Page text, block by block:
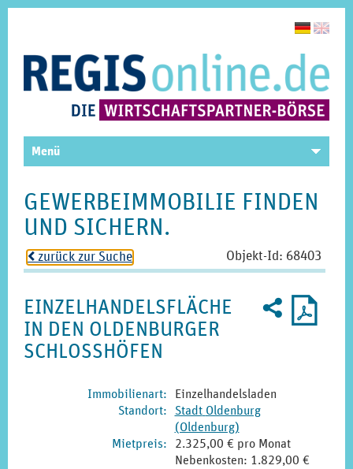
Menü
GEWERBEIMMOBILIE FINDEN
UND SICHERN.
o zurück zur Suche Objekt-Id: 68403
U 2
EINZELHANDELSFLÄCHE
IN DEN OLDENBURGER
SCHLOSSHÖFEN
Immobilienart:
Einzelhandelsladen
Standort: Stadt Oldenburg
(Oldenburg)
Miet­preis:
2.325,00 € pro Monat
Nebenkosten: 1.829,00 €